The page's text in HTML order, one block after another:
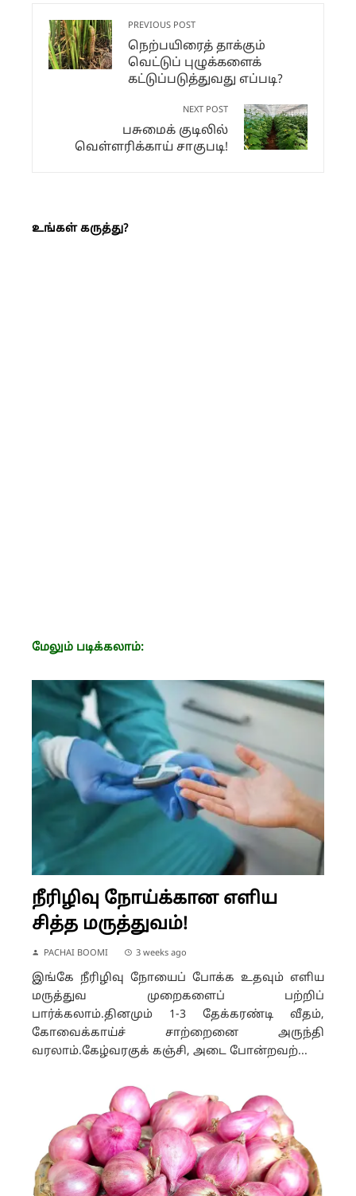
PREVIOUS POST
நெற்பயிரைத் தாக்கும்
வெட்டுப் புழுக்களைக்
கட்டுப்படுத்துவது எப்படி?
NEXT POST
பசுமைக் குடிலில்
வெள்ளரிக்காய் சாகுபடி!
உங்கள் கருத்து?
மேலும் படிக்கலாம்:
நீரிழிவு நோய்க்கான எளிய
சித்த மருத்துவம்!
PACHAI BOOMI 3 weeks ago
இங்கே நீரிழிவு நோயைப் போக்க உதவும் எளிய
மருத்துவ முறைகளைப் பற்றிப்
பார்க்கலாம்.தினமும் 1-3 தேக்கரண்டி வீதம்,
கோவைக்காய்ச் சாற்றைனை அருந்தி
வரலாம்.கேழ்வரகுக் கஞ்சி, அடை போன்றவற்...